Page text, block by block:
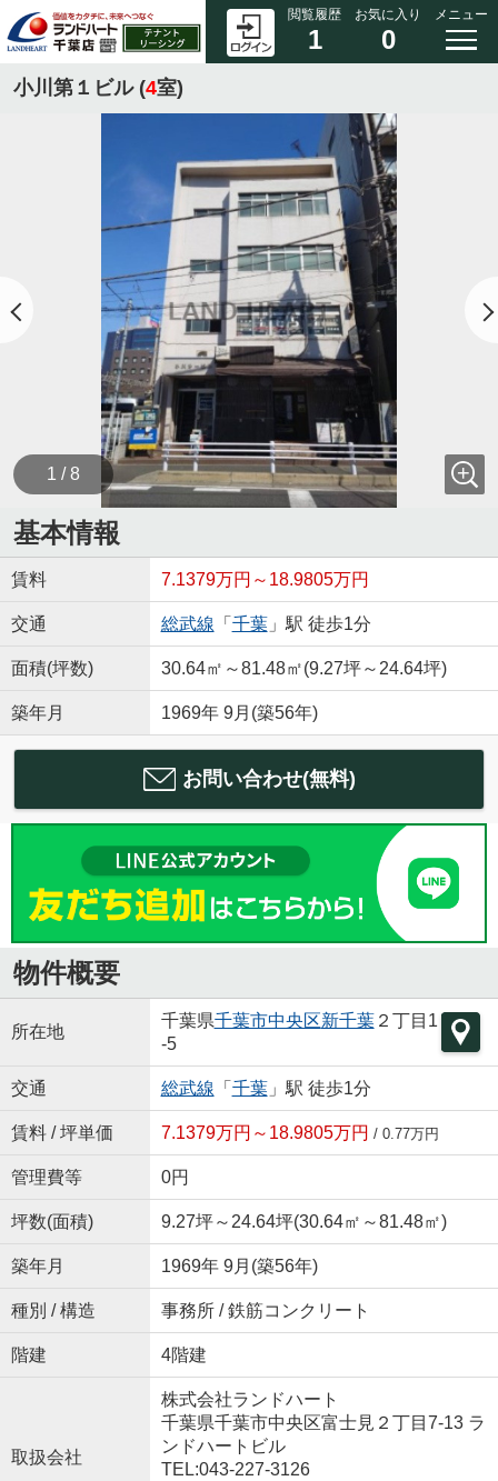
閲覧履歴
1
お気に入り
0
メニュー
小川第１ビル (4室)
1 / 8
基本情報
賃料 7.1379万円～18.9805万円
交通 総武線 「 千葉」駅 徒歩1分
面積(坪数) 30.64㎡～81.48㎡(9.27坪～24.64坪)
築年月 1969年 9月(築56年)
お問い合わせ(無料)
物件概要
所在地
千葉県千葉市中央区新千葉２丁目1
-5
交通 総武線 「 千葉」駅 徒歩1分
賃料 / 坪単価 7.1379万円～18.9805万円 / 0.77万円
管理費等 0円
坪数(面積) 9.27坪～24.64坪(30.64㎡～81.48㎡)
築年月 1969年 9月(築56年)
種別 / 構造 事務所 / 鉄筋コンクリート
階建 4階建
取扱会社
株式会社ランドハート
千葉県千葉市中央区富士見２丁目7-13 ラ
ンドハートビル
TEL:043-227-3126